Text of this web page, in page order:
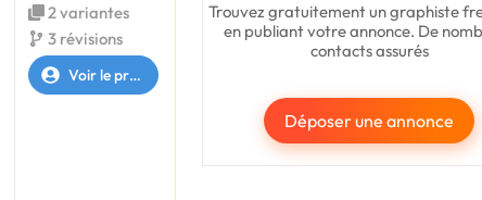
Trouvez gratuitement un graphiste
en publiant votre annonce. De
contacts assurés
Déposer une annonce
2 variantes
3 révisions
Voir le profil